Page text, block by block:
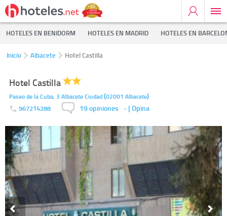
HOTELES EN BENIDORM HOTELES EN MADRID HOTELES EN
Inicio Albacete Hotel Castilla
Hotel Castilla
Paseo de la Cuba, 3 Albacete Ciudad(02001 Albacete)
967214288 19 opiniones - | Opina